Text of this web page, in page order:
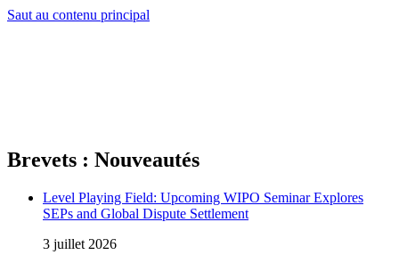
Saut au contenu principal
Brevets : Nouveautés
Level Playing Field: Upcoming WIPO Seminar Explores
SEPs and Global Dispute Settlement
3 juillet 2026